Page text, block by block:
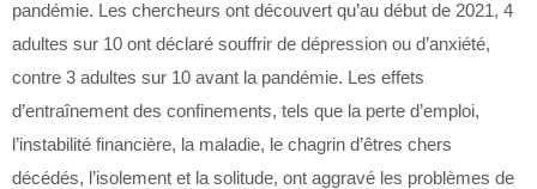
pandémie. Les chercheurs ont découvert qu’au début de 2021, 4
adultes sur 10 ont déclaré souffrir de dépression ou d’anxiété,
contre 3 adultes sur 10 avant la pandémie. Les effets
d’entraînement des confinements, tels que la perte d’emploi,
l’instabilité financière, la maladie, le chagrin d’êtres chers
décédés, l’isolement et la solitude, ont aggravé les problèmes de